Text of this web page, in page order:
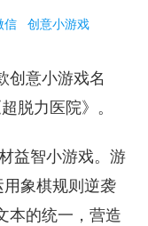
信 创意小游戏
创意小游戏名
脱力医院》。
益智小游戏。游
用象棋规则逆袭
本的统一，营造